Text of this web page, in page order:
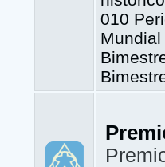
010